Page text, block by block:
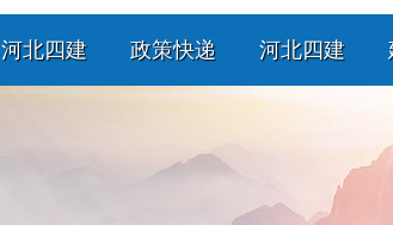
河北四建 政策快递 河北四建